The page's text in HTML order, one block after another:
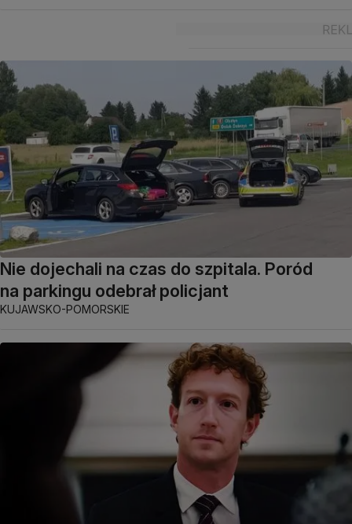
Nie dojechali na czas do szpitala. Poród
na parkingu odebrał policjant
KUJAWSKO-POMORSKIE